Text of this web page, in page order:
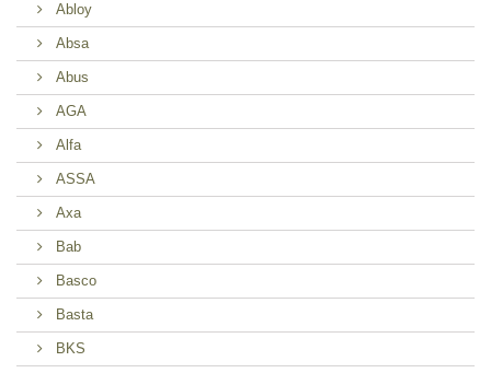
Abloy
Absa
Abus
AGA
Alfa
ASSA
Axa
Bab
Basco
Basta
BKS